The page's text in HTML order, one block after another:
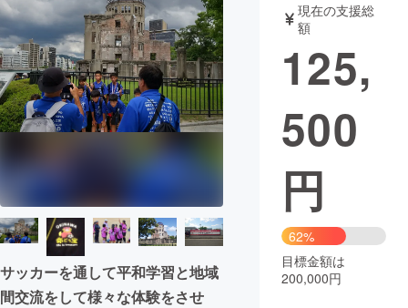
テクノロジー・ガジェット
映像・映画 書籍・雑誌
ビジネス・起業 チャレンジ
CAMPFIRE for Social Good CAMPFIRE Creation
CAMPFIREふるさと納税
コミュニティ
サッカーを通して平和学習と地域
間交流をして様々な体験をさせ
現在の支援総
額
125,
500
円
62%
目標金額は
200,000円